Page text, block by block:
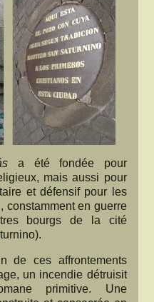
a été fondée pour
mais aussi pour
et défensif pour les
constamment en guerre
bourgs de la cité
de ces affrontements
un incendie détruisit
primitive. Une